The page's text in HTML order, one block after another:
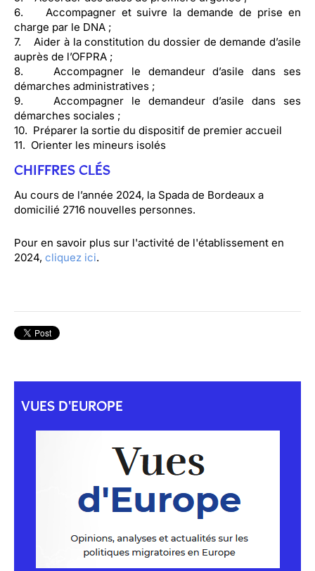
6. Accompagner et suivre la demande de prise en
charge par le DNA ;
7. Aider à la constitution du dossier de demande d’asile
auprès de l’OFPRA ;
8. Accompagner le demandeur d’asile dans ses
démarches administratives ;
9. Accompagner le demandeur d’asile dans ses
démarches sociales ;
10. Préparer la sortie du dispositif de premier accueil
11. Orienter les mineurs isolés
CHIFFRES CLÉS
Au cours de l’année 2024, la Spada de Bordeaux a
domicilié 2716 nouvelles personnes.
Pour en savoir plus sur l'activité de l'établissement en
2024, cliquez ici.
VUES D'EUROPE